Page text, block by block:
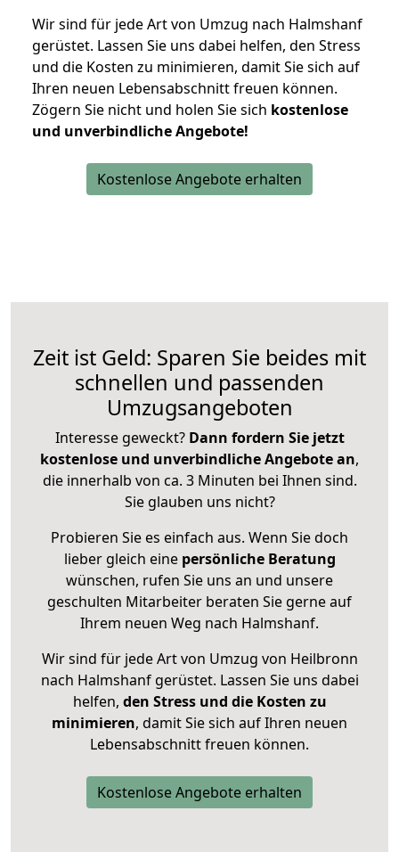
Wir sind für jede Art von Umzug nach Halmshanf
gerüstet. Lassen Sie uns dabei helfen, den Stress
und die Kosten zu minimieren, damit Sie sich auf
Ihren neuen Lebensabschnitt freuen können.
Zögern Sie nicht und holen Sie sich kostenlose
und unverbindliche Angebote!
Kostenlose Angebote erhalten
Zeit ist Geld: Sparen Sie beides mit
schnellen und passenden
Umzugsangeboten
Interesse geweckt? Dann fordern Sie jetzt
kostenlose und unverbindliche Angebote an,
die innerhalb von ca. 3 Minuten bei Ihnen sind.
Sie glauben uns nicht?
Probieren Sie es einfach aus. Wenn Sie doch
lieber gleich eine persönliche Beratung
wünschen, rufen Sie uns an und unsere
geschulten Mitarbeiter beraten Sie gerne auf
Ihrem neuen Weg nach Halmshanf.
Wir sind für jede Art von Umzug von Heilbronn
nach Halmshanf gerüstet. Lassen Sie uns dabei
helfen, den Stress und die Kosten zu
minimieren, damit Sie sich auf Ihren neuen
Lebensabschnitt freuen können.
Kostenlose Angebote erhalten